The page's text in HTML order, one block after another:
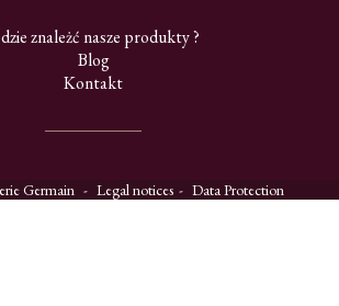
znależć nasze produkty ?
Blog
Kontakt
Germain Legal notices Data Protection